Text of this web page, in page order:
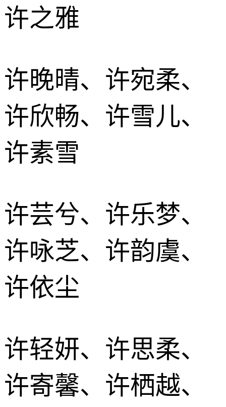
许之雅
许晚晴、许宛柔、
许欣畅、许雪儿、
许素雪
许芸兮、许乐梦、
许咏芝、许韵虞、
许依尘
许轻妍、许思柔、
许寄馨、许栖越、